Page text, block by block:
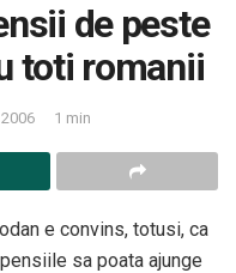
de peste
toti romanii
1 min
e convins, totusi, ca
sa poata ajunge